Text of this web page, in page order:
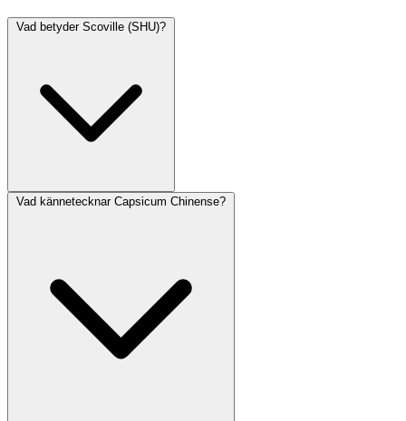
Vad betyder Scoville (SHU)?
Vad kännetecknar Capsicum Chinense?